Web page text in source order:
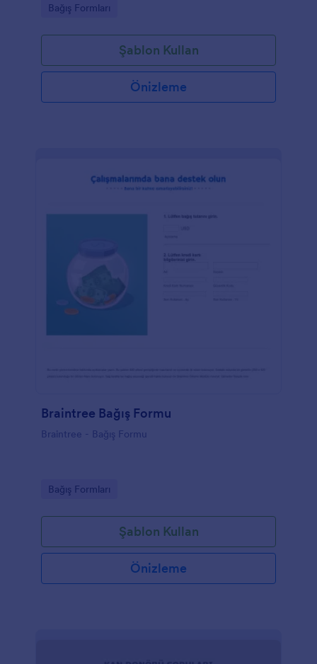
Go to Category:
Bağış Formları
Şablon Kullan
Önizleme
Braintree Bağış Formu
Braintree - Bağış Formu
Go to Category:
Bağış Formları
Şablon Kullan
Önizleme